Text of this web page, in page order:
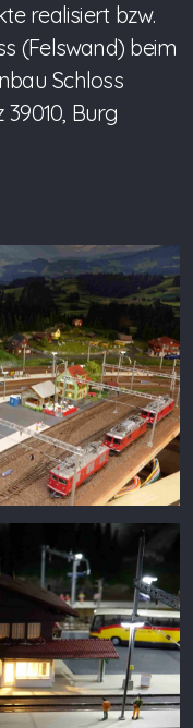
realisiert bzw.
(Felswand) beim
Schloss
Burg